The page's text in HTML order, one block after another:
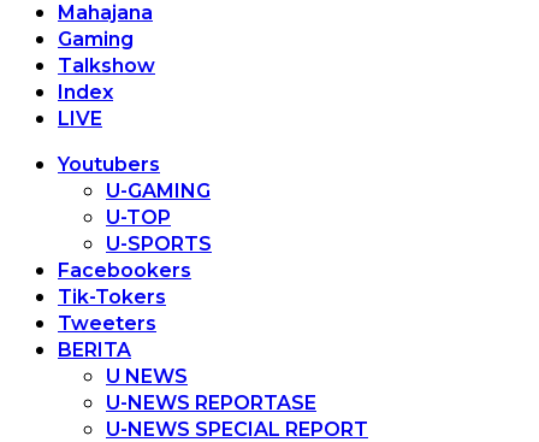
Mahajana
Gaming
Talkshow
Index
LIVE
Youtubers
U-GAMING
U-TOP
U-SPORTS
Facebookers
Tik-Tokers
Tweeters
BERITA
U NEWS
U-NEWS REPORTASE
U-NEWS SPECIAL REPORT